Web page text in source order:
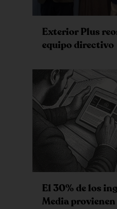
Exterior Plus
equipo directivo
El 30% de los
Media